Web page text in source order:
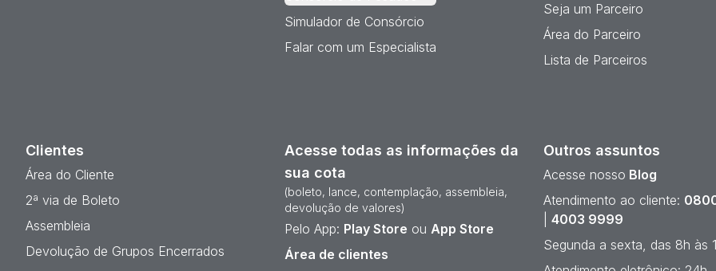
Simulador de Consórcio
Falar com um Especialista
Seja um Parceiro
Área do Parceiro
Lista de Parceiros
Clientes
Área do Cliente
2ª via de Boleto
Assembleia
Devolução de Grupos Encerrados
Acesse todas as informações da
sua cota
(boleto, lance, contemplação, assembleia,
devolução de valores)
Pelo App: Play Store ou App Store
Área de clientes
Outros assuntos
Acesse nosso Blog
Atendimento ao cliente:
4003 9999
Segunda a sexta, das 8h às